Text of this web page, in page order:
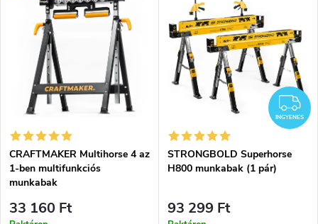
CRAFTMAKER Multihorse 4 az
1-ben multifunkciós
munkabak
33 160 Ft
INGYENES
STRONGBOLD Superhorse
H800 munkabak (1 pár)
93 299 Ft